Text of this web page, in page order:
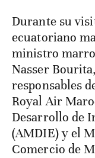
Durante su
ecuatoriano
ministro
Nasser
responsables
Royal Air
Desarrollo de
(AMDIE) y el
Comercio de